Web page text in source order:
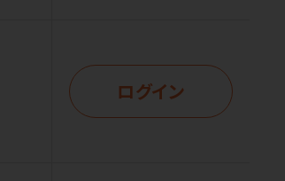
ログイン